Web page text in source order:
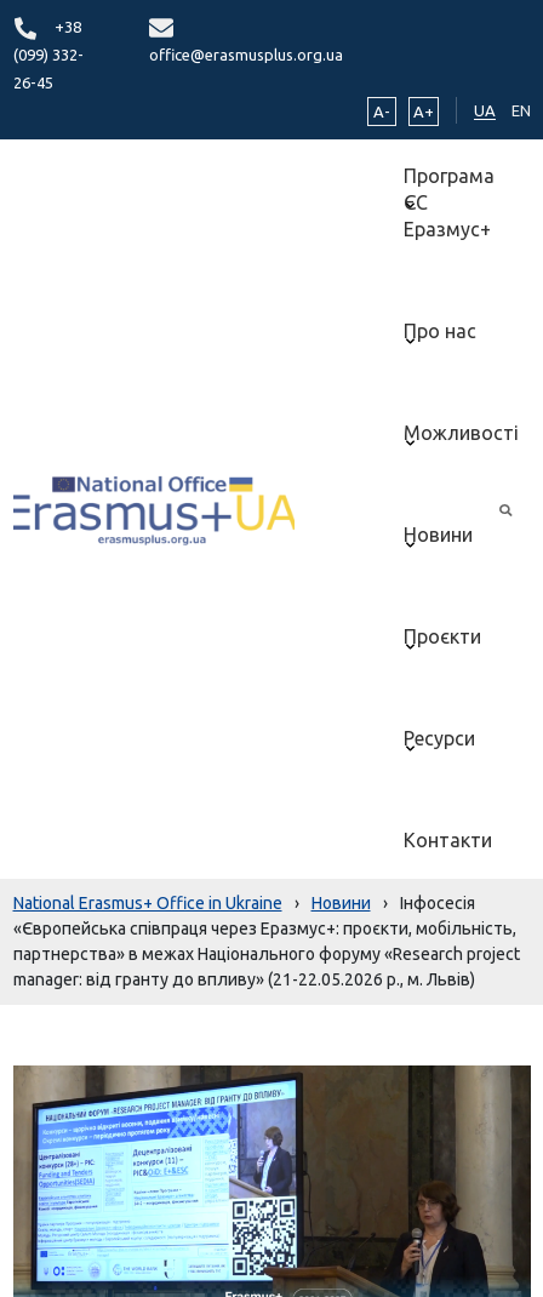
+38
(099) 332-
26-45
office@erasmusplus.org.ua
A- A+ UA EN
Програма
ЄС
Еразмус+
Про нас
Можливості
Новини
Проєкти
Ресурси
Контакти
National Erasmus+ Office in Ukraine › Новини ›
Інфосесія
«Європейська співпраця через Еразмус+: проєкти, мобільність,
партнерства» в межах Національного форуму «Research project
manager: від гранту до впливу» (21-22.05.2026 р., м. Львів)